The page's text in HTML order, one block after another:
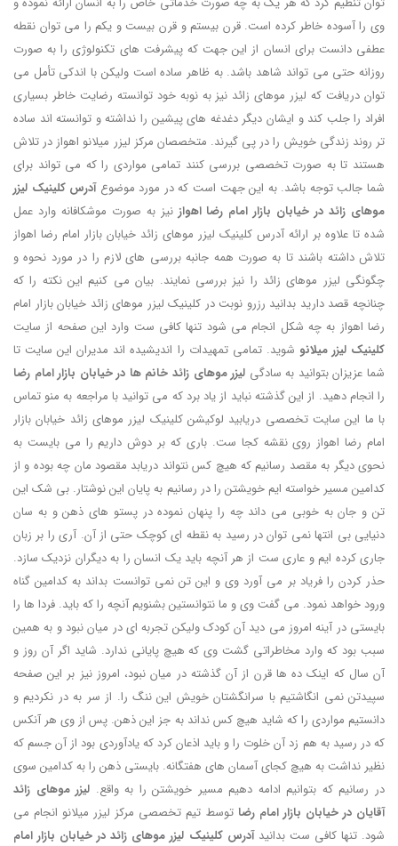
وی را آسوده خاطر کرده است. قرن بیستم و قرن بیست و یکم را می توان نقطه
عطفی دانست برای انسان از این جهت که پیشرفت های تکنولوژی را به صورت
روزانه حتی می تواند شاهد باشد. به ظاهر ساده است ولیکن با اندکی تأمل می
توان دریافت که لیزر موهای زائد نیز به نوبه خود توانسته رضایت خاطر بسیاری
افراد را جلب کند و ایشان دیگر دغدغه های پیشین را نداشته و توانسته اند ساده
تر روند زندگی خویش را در پی گیرند. متخصصان مرکز لیزر میلانو اهواز در تلاش
هستند تا به صورت تخصصی بررسی کنند تمامی مواردی را که می تواند برای
شما جالب توجه باشد. به این جهت است که در مورد موضوعآدرس کلینیک لیزر
موهای زائد در خیابان بازار امام رضا اهواز نیز به صورت موشکافانه وارد عمل
شده تا علاوه بر ارائه آدرس کلینیک لیزر موهای زائد خیابان بازار امام رضا اهواز
تلاش داشته باشند تا به صورت همه جانبه بررسی های لازم را در مورد نحوه و
چگونگی لیزر موهای زائد را نیز بررسی نمایند. بیان می کنیم این نکته را که
چنانچه قصد دارید بدانید رزرو نوبت در کلینیک لیزر موهای زائد خیابان بازار امام
رضا اهواز به چه شکل انجام می شود تنها کافی ست وارد این صفحه از سایت
کلینیک لیزر میلانو شوید. تمامی تمهیدات را اندیشیده اند مدیران این سایت تا
شما عزیزان بتوانید به سادگی لیزر موهای زائد خانم ها در خیابان بازار امام رضا
را انجام دهید. از این گذشته نباید از یاد برد که می توانید با مراجعه به منو تماس
با ما این سایت تخصصی دریابید لوکیشن کلینیک لیزر موهای زائد خیابان بازار
امام رضا اهواز روی نقشه کجا ست. باری که بر دوش داریم را می بایست به
نحوی دیگر به مقصد رسانیم که هیچ کس نتواند دریابد مقصود مان چه بوده و از
کدامین مسیر خواسته ایم خویشتن را در رسانیم به پایان این نوشتار. بی شک این
تن و جان به خوبی می داند چه را پنهان نموده در پستو های ذهن و به سان
دنیایی بی انتها نمی توان در رسید به نقطه ای کوچک حتی از آن. آری را بر زبان
جاری کرده ایم و عاری ست از هر آنچه باید یک انسان را به دیگران نزدیک سازد.
حذر کردن را فریاد بر می آورد وی و این تن نمی توانست بداند به کدامین گناه
ورود خواهد نمود. می گفت وی و ما نتوانستین بشنویم آنچه را که باید. فردا ها را
بایستی در آینه امروز می دید آن کودک ولیکن تجربه ای در میان نبود و به همین
سبب بود که وارد مخاطراتی گشت وی که هیچ پایانی ندارد. شاید اگر آن روز و
آن سال که اینک ده ها قرن از آن گذشته در میان نبود، امروز نیز بر این صفحه
سپیدتن نمی انگاشتیم با سرانگشتان خویش این ننگ را. از سر به در نکردیم و
دانستیم مواردی را که شاید هیچ کس نداند به جز این ذهن. پس از وی هر آنکس
که در رسید به هم زد آن خلوت را و باید اذعان کرد که یادآوردی بود از آن جسم که
نظیر نداشت به هیچ کجای آسمان های هفتگانه. بایستی ذهن را به کدامین سوی
در رسانیم که بتوانیم ادامه دهیم مسیر خویشتن را به واقع. لیزر موهای زائد
آقایان در خیابان بازار امام رضا توسط تیم تخصصی مرکز لیزر میلانو انجام می
شود. تنها کافی ست بدانیدآدرس کلینیک لیزر موهای زائد در خیابان بازار امام